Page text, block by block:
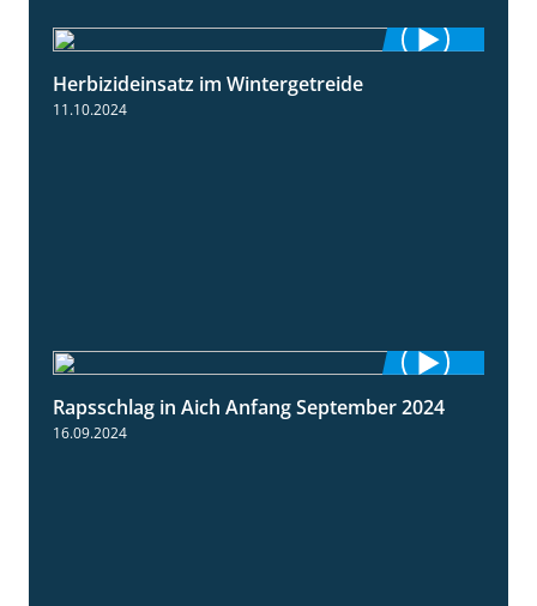
Herbizideinsatz im Wintergetreide
11.10.2024
1:50
Rapsschlag in Aich Anfang September 2024
16.09.2024